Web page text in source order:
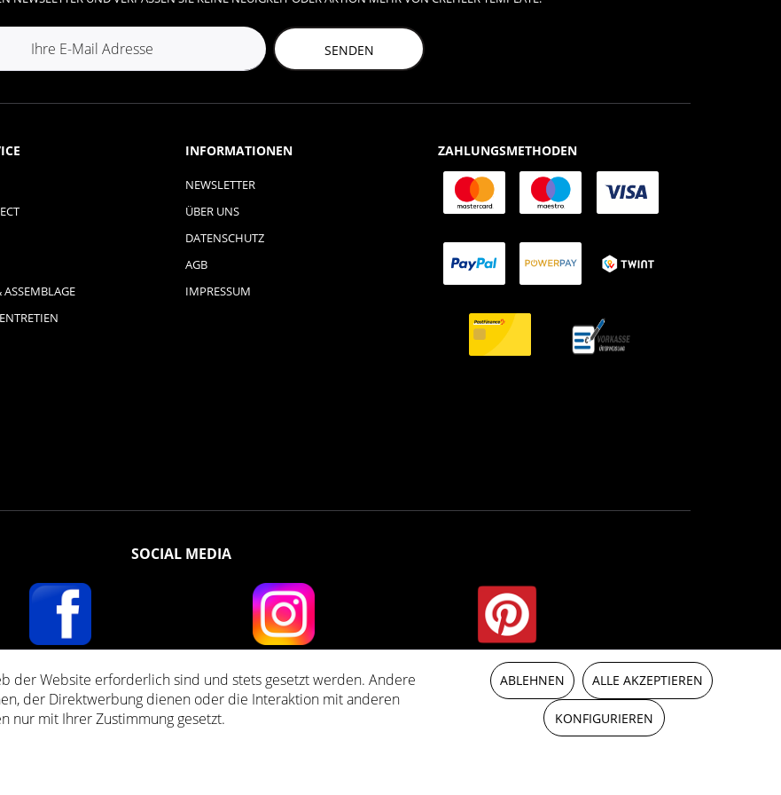
SENDEN
INFORMATIONEN
NEWSLETTER
ÜBER UNS
DATENSCHUTZ
AGB
IMPRESSUM
ZAHLUNGSMETHODEN
SOCIAL MEDIA
incluse, plussLes frais D'expéditionet les frais de contre-remboursement, sauf indication contraire.
der Website erforderlich sind und stets gesetzt werden. Andere
der Direktwerbung dienen oder die Interaktion mit anderen
nur mit Ihrer Zustimmung gesetzt.
ABLEHNEN ALLE AKZEPTIEREN
KONFIGURIEREN